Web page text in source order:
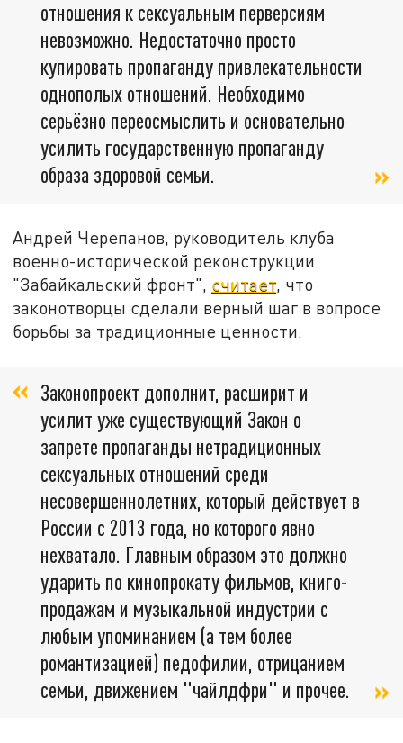
отношения к сексуальным перверсиям
невозможно. Недостаточно просто
купировать пропаганду привлекательности
однополых отношений. Необходимо
серьёзно переосмыслить и основательно
усилить государственную пропаганду
образа здоровой семьи.
Андрей Черепанов, руководитель клуба
военно-исторической реконструкции
"Забайкальский фронт", считает, что
законотворцы сделали верный шаг в вопросе
борьбы за традиционные ценности.
Законопроект дополнит, расширит и
усилит уже существующий Закон о
запрете пропаганды нетрадиционных
сексуальных отношений среди
несовершеннолетних, который действует в
России с 2013 года, но которого явно
нехватало. Главным образом это должно
ударить по кинопрокату фильмов, книго-
продажам и музыкальной индустрии с
любым упоминанием (а тем более
романтизацией) педофилии, отрицанием
семьи, движением "чайлдфри" и прочее.